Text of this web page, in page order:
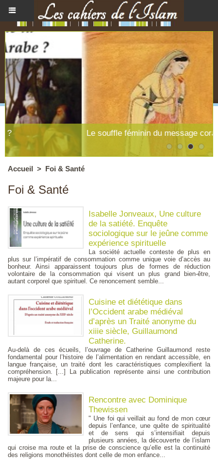
Le souffle féminin du message coranique
Accueil > Foi & Santé
Foi & Santé
Isabelle Jonveaux, Une culture
de la satiété. Enquête
sociologique sur le jeûne comme
expérience spirituelle
La société actuelle conteste de plus en
plus sur l’impératif de consommation comme unique voie d’accès au
bonheur. Ainsi apparaissent toujours plus de formes de réduction
volontaire de la consommation qui visent un plus grand bien-être,
autant corporel que spirituel. Ce renoncement semble...
Cuisine et diététique dans
l’Occident arabe médiéval
d’après un Traité anonyme du
xiiie siècle, Guillaumond
Catherine.
Au-delà de ces écueils, l’ouvrage de Catherine Guillaumond reste
fondamental pour l’histoire de l’alimentation en rendant accessible, en
langue française, un traité dont les caractéristiques complexifient la
compréhension. [...] La publication représente ainsi une contribution
majeure pour la...
Rencontre avec Dominique
Thewissen
" Une foi qui veillait au fond de mon cœur
depuis l’enfance, une quête de spiritualité
et de sens qui s’intensifiait depuis
plusieurs années, la découverte de l’islam
qui croise ma route et la prise de conscience qu’elle est la continuité
des religions monothéistes dont celle de mon enfance...